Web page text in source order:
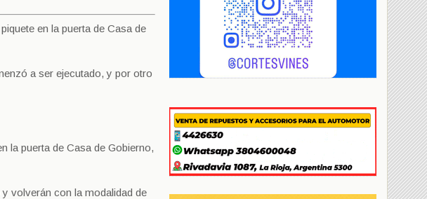
en la puerta de Casa de
a ser ejecutado, y por otro
la puerta de Casa de Gobierno,
volverán con la modalidad de